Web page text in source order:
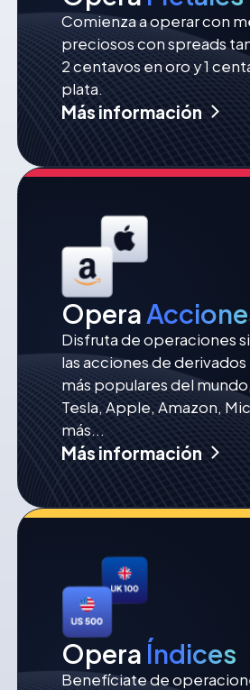
Comienza a operar con
preciosos con spreads
2 centavos en oro y 1
plata.
Más información
Opera
Disfruta de operaciones
las acciones de
más populares del
Tesla, Apple, Amazon,
más...
Más información
Opera Índices
Benefíciate de